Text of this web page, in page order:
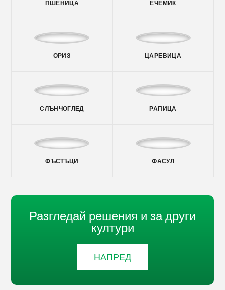
ПШЕНИЦА ЕЧЕМИК
ОРИЗ ЦАРЕВИЦА
СЛЪНЧОГЛЕД РАПИЦА
ФЪСТЪЦИ ФАСУЛ
Разгледай решения и за други
култури
НАПРЕД